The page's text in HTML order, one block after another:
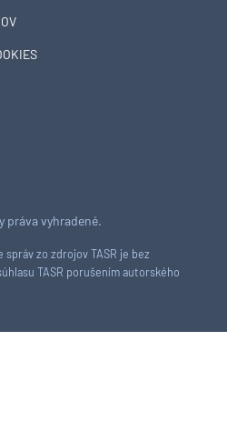
práva vyhradené.
zo zdrojov TASR je bez
TASR porušením autorského